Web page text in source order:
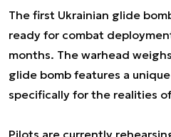
The first Ukrainian glide
ready for combat
months. The warhead
glide bomb features a
specifically for the realities